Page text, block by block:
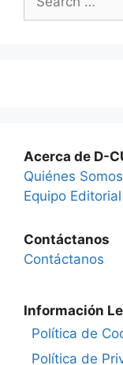
for:
Acerca de D-
Quiénes Somos
Equipo Editorial
Contáctanos
Contáctanos
Información
Política de
Política de